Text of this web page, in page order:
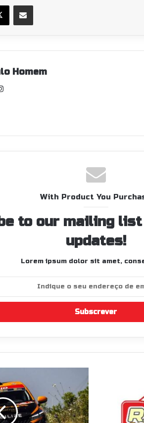
X Partilhar Via Email
Homem
With Product You
to our mailing
updates!
Lorem ipsum dolor sit amet,
BRANCO